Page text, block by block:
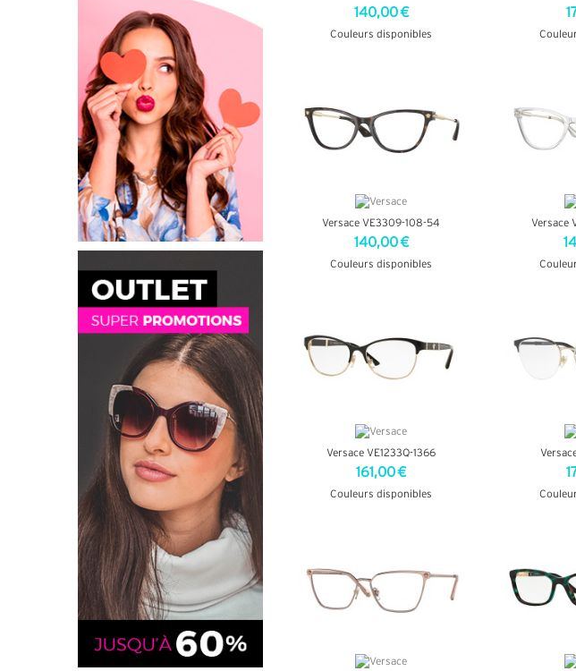
140,00 €
Couleurs disponibles
Versace VE3309-108-54
140,00 €
Couleurs disponibles
Versace
Versace VE1233Q-1366
161,00 €
Couleurs disponibles